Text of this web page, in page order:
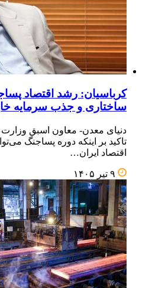
کرباسیان: رشد اقتصاد
ساختاری و جذب سرمایه
دنیای معدن- معاون اسبق
تاکید بر اینکه دوره پساجنگ
اقتصاد ایران…
۹ تیر ۱۴۰۵